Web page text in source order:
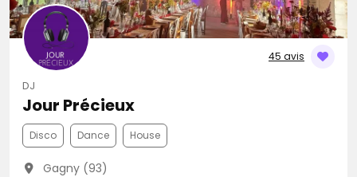
45 avis
DJ
Jour Précieux
Disco Dance House
Gagny (93)